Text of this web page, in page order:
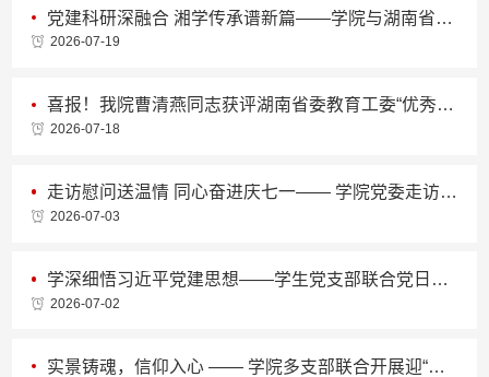
党建科研深融合 湘学传承谱新篇——学院与湖南省社科院联合开展主题党日活动
2026-07-19
喜报！我院曹清燕同志获评湖南省委教育工委“优秀共产党员”荣誉称号
2026-07-18
走访慰问送温情 同心奋进庆七一—— 学院党委走访慰问老党员并颁发“光荣在党50年”纪念章
2026-07-03
学深细悟习近平党建思想——学生党支部联合党日活动暨《习近平党建文选》专题读书会顺利举行
2026-07-02
实景铸魂，信仰入心 —— 学院多支部联合开展迎“七一”主题党日活动